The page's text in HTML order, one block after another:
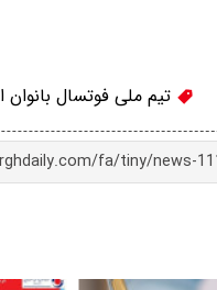
تیم ملی فوتسال بانوان